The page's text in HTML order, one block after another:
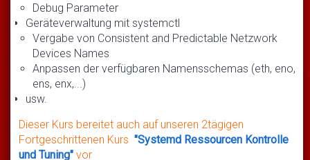
Debug Parameter
Geräteverwaltung mit systemctl
Vergabe von Consistent and Predictable Netzwork
Devices Names
Anpassen der verfügbaren Namensschemas (eth, eno,
ens, enx,...)
usw.
Dieser Kurs bereitet auch auf unseren 2tägigen
Fortgeschrittenen Kurs "Systemd Ressourcen Kontrolle
und Tuning" vor